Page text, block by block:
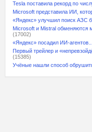
Tesla поставила рекорд по
Microsoft представила ИИ,
«Яндекс» улучшил поиск АЗС
Microsoft и Mistral обменяются
(17002)
«Яндекс» посадил ИИ-агентов...
Первый трейлер и
(15385)
Учёные нашли способ